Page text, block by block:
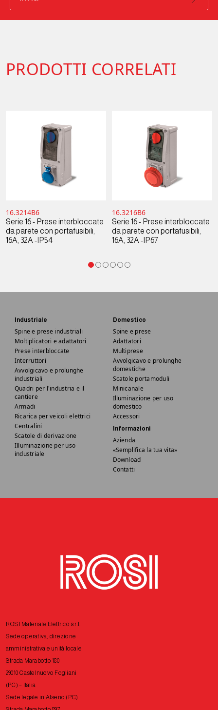
PRODOTTI CORRELATI
16.3214B6
Serie 16 - Prese interbloccate
da parete con portafusibili,
16A, 32A -IP54
16.3216B6
Serie 16 - Prese interbloccate
da parete con portafusibili,
16A, 32A -IP67
Industriale
Spine e prese industriali
Moltiplicatori e adattatori
Prese interbloccate
Interruttori
Avvolgicavo e prolunghe
industriali
Quadri per l'industria e il
cantiere
Armadi
Ricarica per veicoli elettrici
Centralini
Scatole di derivazione
Illuminazione per uso
industriale
Domestico
Spine e prese
Adattatori
Multiprese
Avvolgicavo e prolunghe
domestiche
Scatole portamoduli
Minicanale
Illuminazione per uso
domestico
Accessori
Informazioni
Azienda
«Semplifica la tua vita»
Download
Contatti
ROSI Materiale Elettrico s.r.l.
Sede operativa, direzione
amministrativa e unità locale
Strada Marabotto 180
29010 Castelnuovo Fogliani
(PC) – Italia
Sede legale in Alseno (PC)